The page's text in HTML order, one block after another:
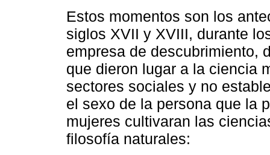
Estos momentos son los
siglos XVII y XVIII, durante
empresa de descubrimiento,
que dieron lugar a la ciencia
sectores sociales y no
el sexo de la persona que la
mujeres cultivaran las
filosofía naturales: